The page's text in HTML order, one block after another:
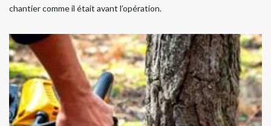
chantier comme il était avant l’opération.